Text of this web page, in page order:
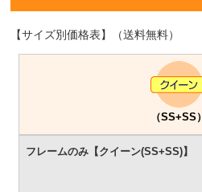
【サイズ別価格表】（送料無料）
（SS+SS）